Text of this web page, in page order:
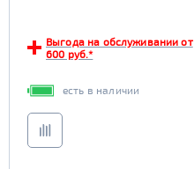
Выгода на обслуживании от
600 руб.*
есть в наличии